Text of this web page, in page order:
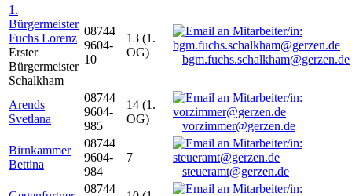
1.
Bürgermeister
Fuchs Lorenz
Erster
Bürgermeister
Schalkham
08744
9604-
10
13 (1.
OG)
bgm.fuchs.schalkham@gerzen.de
Arends
Svetlana
08744
9604-
985
14 (1.
OG)
vorzimmer@gerzen.de
Birnkammer
Bettina
08744
9604-
984
7
steueramt@gerzen.de
08744